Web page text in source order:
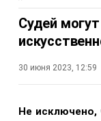
Судей
30 июня 2023, 12:59
Не исключено,